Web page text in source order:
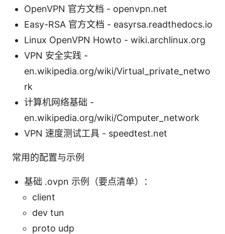
OpenVPN 官方文档 - openvpn.net
Easy-RSA 官方文档 - easyrsa.readthedocs.io
Linux OpenVPN Howto - wiki.archlinux.org
VPN 安全实践 -
en.wikipedia.org/wiki/Virtual_private_netwo
rk
计算机网络基础 -
en.wikipedia.org/wiki/Computer_network
VPN 速度测试工具 - speedtest.net
常用的配置与示例
基础 .ovpn 示例（要点清单）：
client
dev tun
proto udp